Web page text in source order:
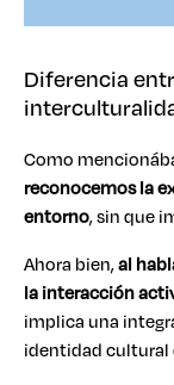
Diferencia
Como
reconocemos la
entorno, sin que
Ahora bien,al
la interacción
implica una
identidad cultural